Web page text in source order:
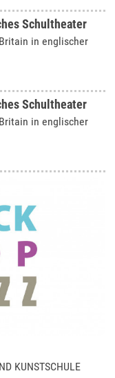
Schultheater
in englischer
Schultheater
in englischer
KUNSTSCHULE